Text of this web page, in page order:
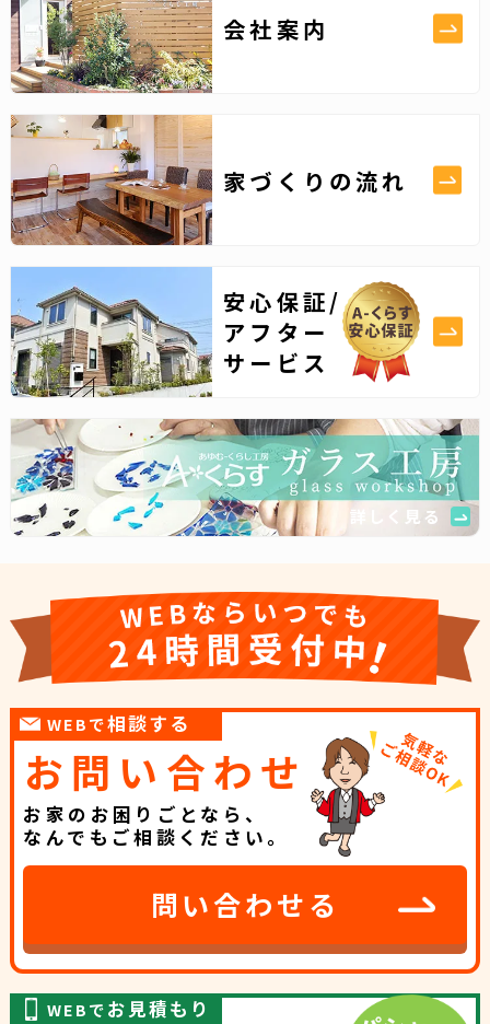
会社案内
家づくりの流れ
安心保証/
アフター
サービス
詳しく見る
WEBで相談する
お家のお困りごとなら、
なんでもご相談ください。
お問い合わせ
問い合わせる
WEBでお見積もり